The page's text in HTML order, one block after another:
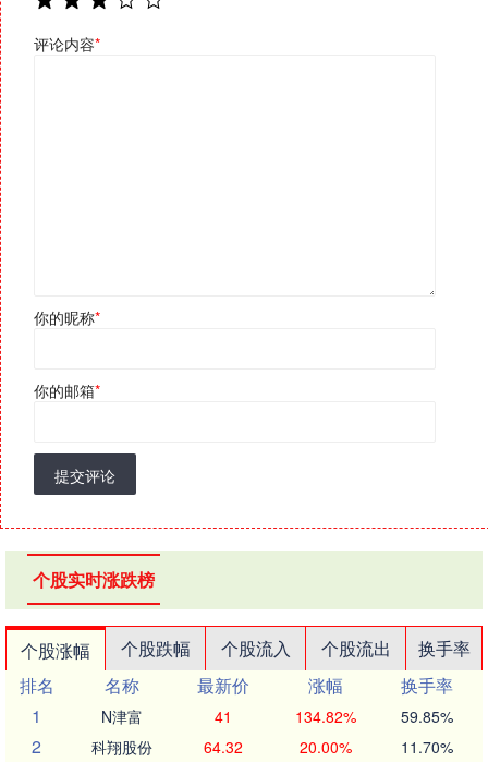
评论内容*
你的昵称*
你的邮箱*
提交评论
个股实时涨跌榜
个股涨幅 个股跌幅 个股流入 个股流出
换手率
排名
名称 最新价 涨幅
换手率
1
N津富 41 134.82% 59.85%
2 科翔股份 64.32 20.00% 11.70%